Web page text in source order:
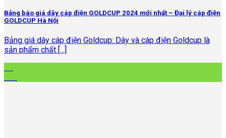
Bảng báo giá dây cáp điện GOLDCUP 2024 mới nhất – Đại lý cáp điện
GOLDCUP Hà Nội
Bảng giá dây cáp điện Goldcup: Dây và cáp điện Goldcup là
sản phẩm chất [...]